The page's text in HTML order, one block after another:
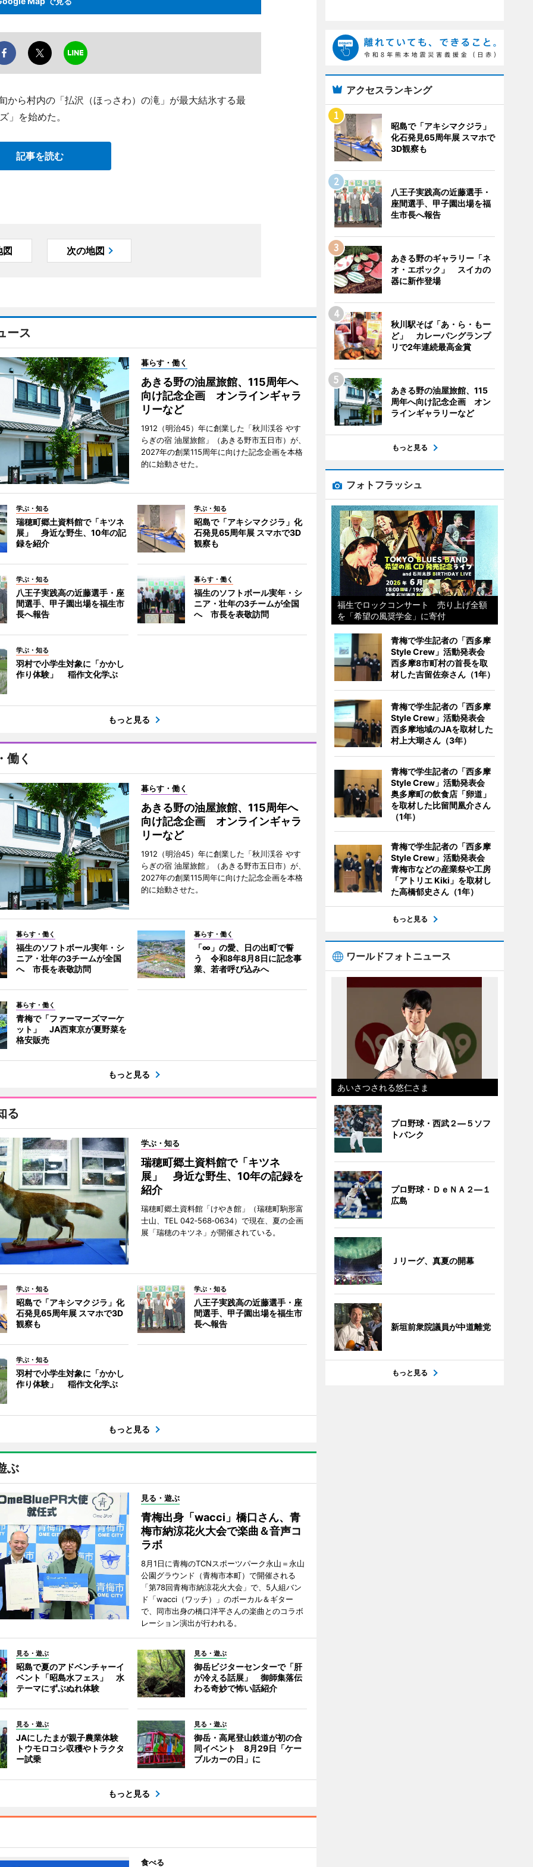
から村内の「払沢（ほっさわ）の滝」が最大結氷する最
」を始めた。
記事を読む
図 次の地図
ース
暮らす・働く
あきる野の油屋旅館、115周年へ
向け記念企画 オンラインギャラ
リーなど
1912（明治45）年に創業した「秋川渓谷 やす
らぎの宿 油屋旅館」（あきる野市五日市）が、
2027年の創業115周年に向けた記念企画を本格
的に始動させた。
学ぶ・知る
瑞穂町郷土資料館で「キツネ
展」 身近な野生、10年の記
録を紹介
学ぶ・知る
昭島で「アキシマクジラ」化
石発見65周年展 スマホで3D
観察も
学ぶ・知る
八王子実践高の近藤選手・座
間選手、甲子園出場を福生市
長へ報告
暮らす・働く
福生のソフトボール実年・シ
ニア・壮年の3チームが全国
へ 市長を表敬訪問
学ぶ・知る
羽村で小学生対象に「かかし
作り体験」 稲作文化学ぶ
もっと見る
働く
暮らす・働く
あきる野の油屋旅館、115周年へ
向け記念企画 オンラインギャラ
リーなど
1912（明治45）年に創業した「秋川渓谷 やす
らぎの宿 油屋旅館」（あきる野市五日市）が、
2027年の創業115周年に向けた記念企画を本格
的に始動させた。
暮らす・働く
福生のソフトボール実年・シ
ニア・壮年の3チームが全国
へ 市長を表敬訪問
暮らす・働く
「∞」の愛、日の出町で誓
う 令和8年8月8日に記念事
業、若者呼び込みへ
暮らす・働く
青梅で「ファーマーズマーケ
ット」 JA西東京が夏野菜を
格安販売
もっと見る
る
学ぶ・知る
瑞穂町郷土資料館で「キツネ
展」 身近な野生、10年の記録を
紹介
瑞穂町郷土資料館「けやき館」（瑞穂町駒形富
士山、TEL 042‐568‐0634）で現在、夏の企画
展「瑞穂のキツネ」が開催されている。
学ぶ・知る
昭島で「アキシマクジラ」化
石発見65周年展 スマホで3D
観察も
学ぶ・知る
八王子実践高の近藤選手・座
間選手、甲子園出場を福生市
長へ報告
学ぶ・知る
羽村で小学生対象に「かかし
作り体験」 稲作文化学ぶ
もっと見る
ぶ
見る・遊ぶ
青梅出身「wacci」橋口さん、青
梅市納涼花火大会で楽曲＆音声コ
ラボ
8月1日に青梅のTCNスポーツパーク永山＝永山
公園グラウンド（青梅市本町）で開催される
「第78回青梅市納涼花火大会」で、5人組バン
ド「wacci（ワッチ）」のボーカル＆ギター
で、同市出身の橋口洋平さんの楽曲とのコラボ
レーション演出が行われる。
見る・遊ぶ
昭島で夏のアドベンチャーイ
ベント「昭島水フェス」 水
テーマにずぶぬれ体験
見る・遊ぶ
御岳ビジターセンターで「肝
が冷える話展」 御師集落伝
わる奇妙で怖い話紹介
見る・遊ぶ
JAにしたまが親子農業体験
トウモロコシ収穫やトラクタ
ー試乗
見る・遊ぶ
御岳・高尾登山鉄道が初の合
同イベント 8月29日「ケー
ブルカーの日」に
もっと見る
食べる
アクセスランキング
昭島で「アキシマクジラ」
化石発見65周年展 スマホで
3D観察も
八王子実践高の近藤選手・
座間選手、甲子園出場を福
生市長へ報告
あきる野のギャラリー「ネ
オ・エポック」 スイカの
器に新作登場
秋川駅そば「あ・ら・もー
ど」 カレーパングランプ
リで2年連続最高金賞
あきる野の油屋旅館、115
周年へ向け記念企画 オン
ラインギャラリーなど
もっと見る
フォトフラッシュ
福生でロックコンサート 売り上げ全額
を「希望の風奨学金」に寄付
青梅で学生記者の「西多摩
Style Crew」活動発表会
西多摩8市町村の首長を取
材した吉留佐奈さん（1年）
青梅で学生記者の「西多摩
Style Crew」活動発表会
西多摩地域のJAを取材した
村上大瑚さん（3年）
青梅で学生記者の「西多摩
Style Crew」活動発表会
奥多摩町の飲食店「卵道」
を取材した比留間凰介さん
（1年）
青梅で学生記者の「西多摩
Style Crew」活動発表会
青梅市などの産業祭や工房
「アトリエ Kiki」を取材し
た高橋郁史さん（1年）
もっと見る
ワールドフォトニュース
あいさつされる悠仁さま
プロ野球・西武２―５ソフ
トバンク
プロ野球・ＤｅＮＡ２―１
広島
Ｊリーグ、真夏の開幕
新垣前衆院議員が中道離党
もっと見る